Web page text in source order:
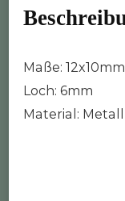
Maße: 12x10mm
Loch: 6mm
Material: Metall